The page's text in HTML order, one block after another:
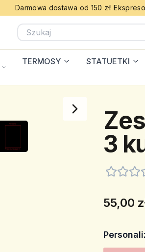
Darmowa dostawa od 150 zł!
TERMOSY STATUETKI
3
55,00